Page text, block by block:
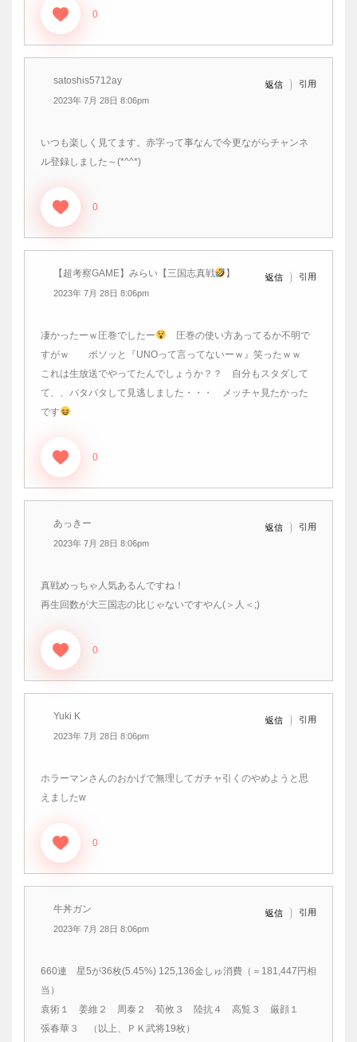
0
satoshis5712ay
2023年 7月 28日 8:06pm
返信 引用
いつも楽しく見てます。赤字って事なんで今更ながらチャンネ
ル登録しました～(*^^*)
0
【超考察GAME】みらい【三国志真戦 】
2023年 7月 28日 8:06pm
返信 引用
凄かったーｗ圧巻でしたー
圧巻の使い方あってるか不明で
すがｗ ボソッと『UNOって言ってないーｗ』笑ったｗｗ
これは生放送でやってたんでしょうか？？ 自分もスタダして
て、、バタバタして見逃しました・・・ メッチャ見たかった
です
0
あっきー
2023年 7月 28日 8:06pm
返信 引用
真戦めっちゃ人気あるんですね！
再生回数が大三国志の比じゃないですやん(＞人＜;)
0
Yuki K
2023年 7月 28日 8:06pm
返信 引用
ホラーマンさんのおかげで無理してガチャ引くのやめようと思
えましたw
0
牛丼ガン
2023年 7月 28日 8:06pm
返信 引用
660連 星5が36枚(5.45%) 125,136金しゅ消費（＝181,447円相
当）
袁術１ 姜維２ 周泰２ 荀攸３ 陸抗４ 高覧３ 厳顔１
張春華３ （以上、ＰＫ武将19枚）